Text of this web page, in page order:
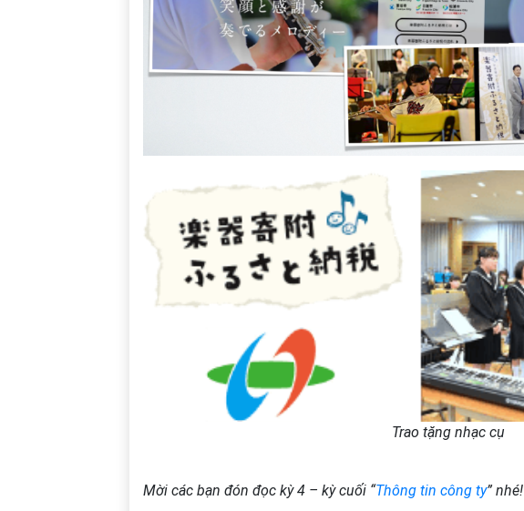
Trao tặng nhạc cụ
Mời các bạn đón đọc kỳ 4 – kỳ cuối “Thông tin công ty” nhé!